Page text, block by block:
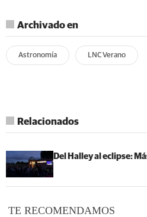
Archivado en
Astronomía LNC Verano
Relacionados
Del Halley al eclipse:
TE RECOMENDAMOS